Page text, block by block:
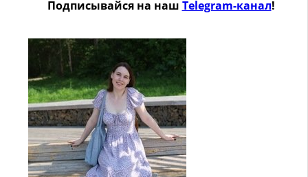
Подписывайся на наш Telegram-канал!